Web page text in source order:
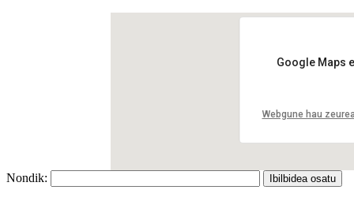
Google Maps
Webgune hau
Nondik: